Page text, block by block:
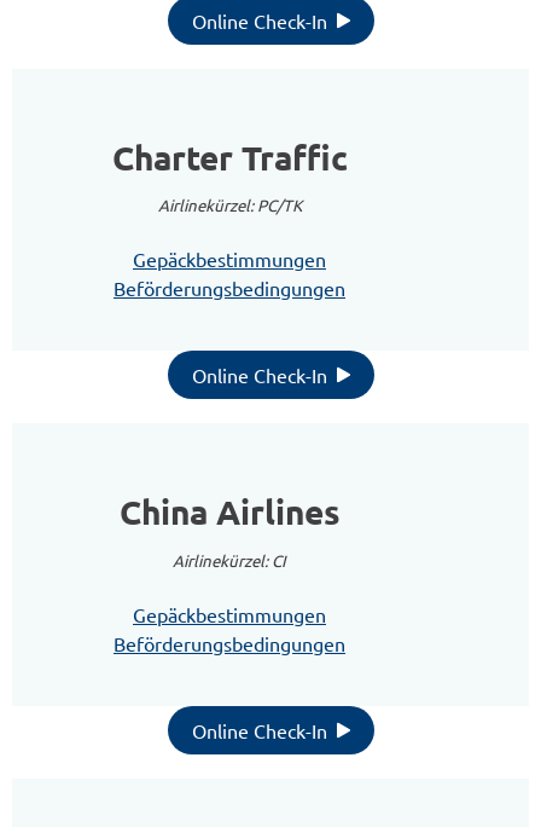
Online Check-In
Charter Traffic
Airlinekürzel: PC/TK
Gepäckbestimmungen
Beförderungsbedingungen
Online Check-In
China Airlines
Airlinekürzel: CI
Gepäckbestimmungen
Beförderungsbedingungen
Online Check-In